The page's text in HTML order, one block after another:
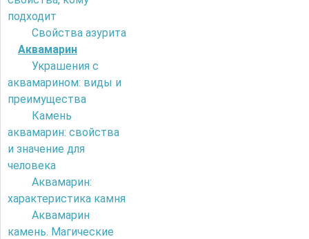
подходит
Свойства азурита
Аквамарин
Украшения с
аквамарином: виды и
преимущества
Камень
аквамарин: свойства
и значение для
человека
Аквамарин:
характеристика камня
Аквамарин
камень. Магические